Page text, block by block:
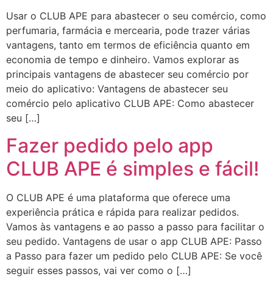
Usar o CLUB APE para abastecer o seu comércio, como
perfumaria, farmácia e mercearia, pode trazer várias
vantagens, tanto em termos de eficiência quanto em
economia de tempo e dinheiro. Vamos explorar as
principais vantagens de abastecer seu comércio por
meio do aplicativo: Vantagens de abastecer seu
comércio pelo aplicativo CLUB APE: Como abastecer
seu […]
Fazer pedido pelo app
CLUB APE é simples e fácil!
O CLUB APE é uma plataforma que oferece uma
experiência prática e rápida para realizar pedidos.
Vamos às vantagens e ao passo a passo para facilitar o
seu pedido. Vantagens de usar o app CLUB APE: Passo
a Passo para fazer um pedido pelo CLUB APE: Se você
seguir esses passos, vai ver como o […]